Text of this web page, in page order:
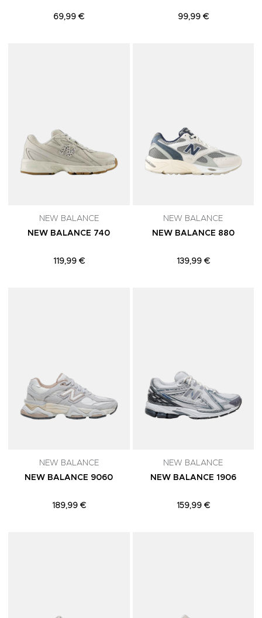
69,99 € 99,99 €
NEW BALANCE
NEW BALANCE 740
119,99 €
NEW BALANCE
NEW BALANCE 880
139,99 €
NEW BALANCE
NEW BALANCE 9060
189,99 €
NEW BALANCE
NEW BALANCE 1906
159,99 €